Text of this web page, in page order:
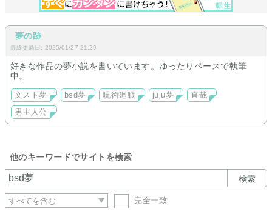
夢の跡
最終更新日: 2025/01/27 21:29
好きな作品の夢小説を書いています。ゆったりペースで執筆
中。
文スト夢 bsd夢 呪術廻戦 juju夢
直哉
男主人公
他のキーワードでサイトを検索
検索
完全一致